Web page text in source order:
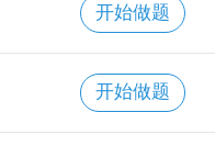
开始做题
开始做题